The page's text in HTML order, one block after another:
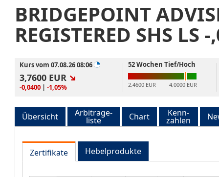
BRIDGEPOINT
REGISTERED SHS LS
Kurs vom 07.08.26 08:06
3,7600 EUR
-0,0400 | -1,05%
52 Wochen Tief/Hoch
2,4600 EUR 4,0000 EUR
Übersicht Arbitrage-
liste Chart Kenn-
zahlen
Zertifikate Hebelprodukte